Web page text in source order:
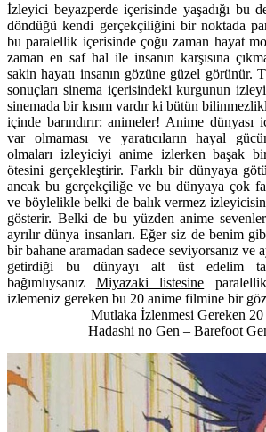
İzleyici beyazperde içerisinde yaşadığı bu
döndüğü kendi gerçekçiliğini bir noktada
bu paralellik içerisinde çoğu zaman hayat
zaman en saf hal ile insanın karşısına
sakin hayatı insanın gözüne güzel görünür.
sonuçları sinema içerisindeki kurgunun
sinemada bir kısım vardır ki bütün
içinde barındırır: animeler! Anime dünyası
var olmaması ve yaratıcıların hayal
olmaları izleyiciyi anime izlerken başak
ötesini gerçekleştirir. Farklı bir dünyaya
ancak bu gerçekçiliğe ve bu dünyaya çok
ve böylelikle belki de balık vermez
gösterir. Belki de bu yüzden anime
ayrılır dünya insanları. Eğer siz de benim
bir bahane aramadan sadece seviyorsanız ve
getirdiği bu dünyayı alt üst edelim
bağımlıysanız Miyazaki listesine
izlemeniz gereken bu 20 anime filmine bir göz
Mutlaka İzlenmesi Gereken
Hadashi no Gen – Barefoot